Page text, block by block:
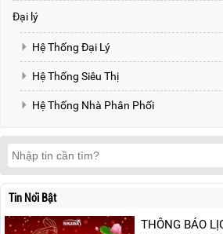
Đại lý
Hệ Thống Đại Lý
Hệ Thống Siêu Thị
Hệ Thống Nhà Phân Phối
Tin Nổi Bật
THÔNG BÁO